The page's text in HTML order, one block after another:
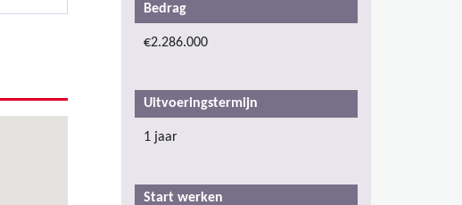
Bedrag
€2.286.000
Uitvoeringstermijn
1 jaar
Start werken